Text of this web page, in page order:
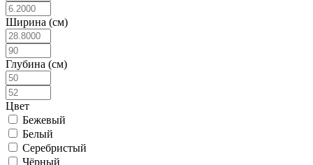
Ширина (см)
Глубина (см)
Цвет
Бежевый
Белый
Серебристый
Чёрный